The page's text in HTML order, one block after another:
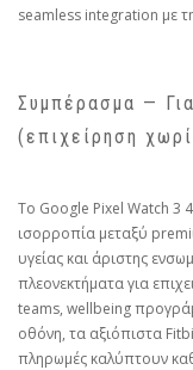
seamless integration με
Συμπέρασμα —
(επιχείρηση
Το Google Pixel Watch 3
ισορροπία μεταξύ
υγείας και άριστης
πλεονεκτήματα για
teams, wellbeing
οθόνη, τα αξιόπιστα
πληρωμές καλύπτουν